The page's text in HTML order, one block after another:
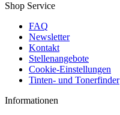
Shop Service
FAQ
Newsletter
Kontakt
Stellenangebote
Cookie-Einstellungen
Tinten- und Tonerfinder
Informationen